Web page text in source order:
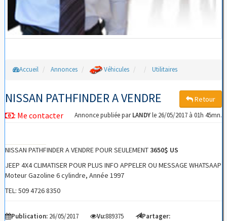
Accueil Annonces Véhicules Utilitaires
Retour
NISSAN PATHFINDER A VENDRE
: Me contacter Annonce publiée parLANDYle 26/05/2017 à 01h 45mn.
NISSAN PATHFINDER A VENDRE POUR SEULEMENT3650$ US
JEEP 4X4 CLIMATISER POUR PLUS INFO APPELER OU MESSAGE WHATSAAP
Moteur Gazoline 6 cylindre, Année 1997
TEL: 509 4726 8350
Publication: 26/05/2017 Vu:889375 Partager: